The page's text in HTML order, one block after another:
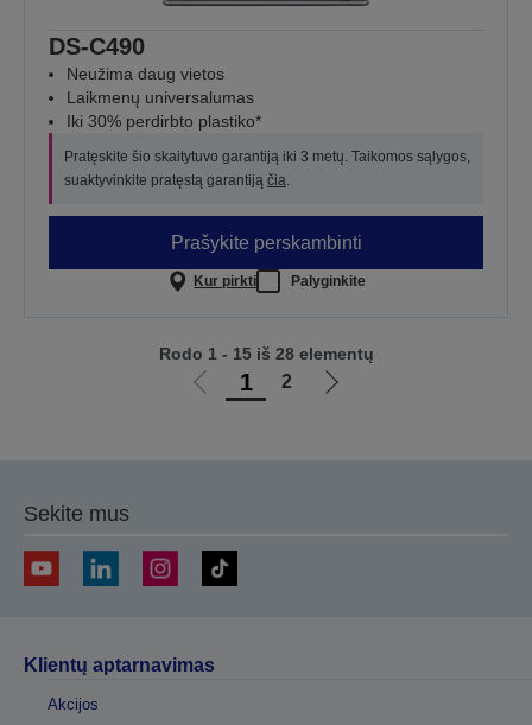
DS-C490
Neužima daug vietos
Laikmenų universalumas
Iki 30% perdirbto plastiko*
Pratęskite šio skaitytuvo garantiją iki 3 metų. Taikomos sąlygos,
suaktyvinkite pratęstą garantiją čia.
Prašykite perskambinti
Kur pirkti Palyginkite
Eiti
1 2
Eiti
Rodo 1 - 15 iš 28 elementų
Sekite mus
Klientų aptarnavimas
Akcijos